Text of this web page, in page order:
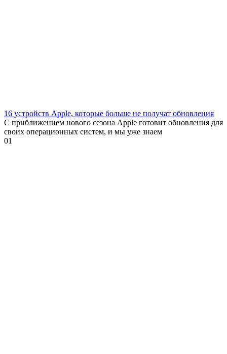
16 устройств Apple, которые больше не получат обновления
С приближением нового сезона Apple готовит обновления для
своих операционных систем, и мы уже знаем
01